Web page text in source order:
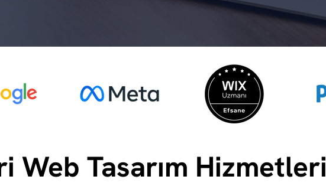
Web Tasarım Hizmetleri